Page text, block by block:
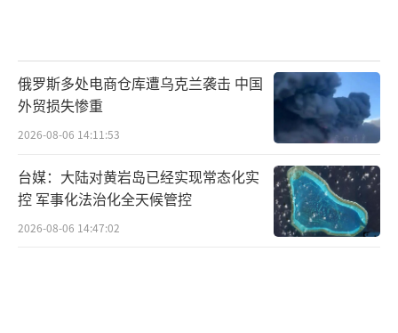
俄罗斯多处电商仓库遭乌克兰袭击 中国
外贸损失惨重
2026-08-06 14:11:53
台媒：大陆对黄岩岛已经实现常态化实
控 军事化法治化全天候管控
2026-08-06 14:47:02